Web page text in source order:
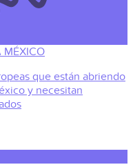
MÉXICO
que están abriendo
y necesitan